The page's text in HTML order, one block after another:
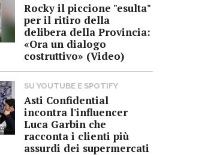
Rocky il piccione "esulta"
per il ritiro della
delibera della Provincia:
«Ora un dialogo
costruttivo» (Video)
SU YOUTUBE E SPOTIFY
Asti Confidential
incontra l'influencer
Luca Garbin che
racconta i clienti più
assurdi dei supermercati